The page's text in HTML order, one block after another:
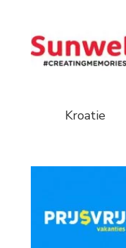
Kroatie